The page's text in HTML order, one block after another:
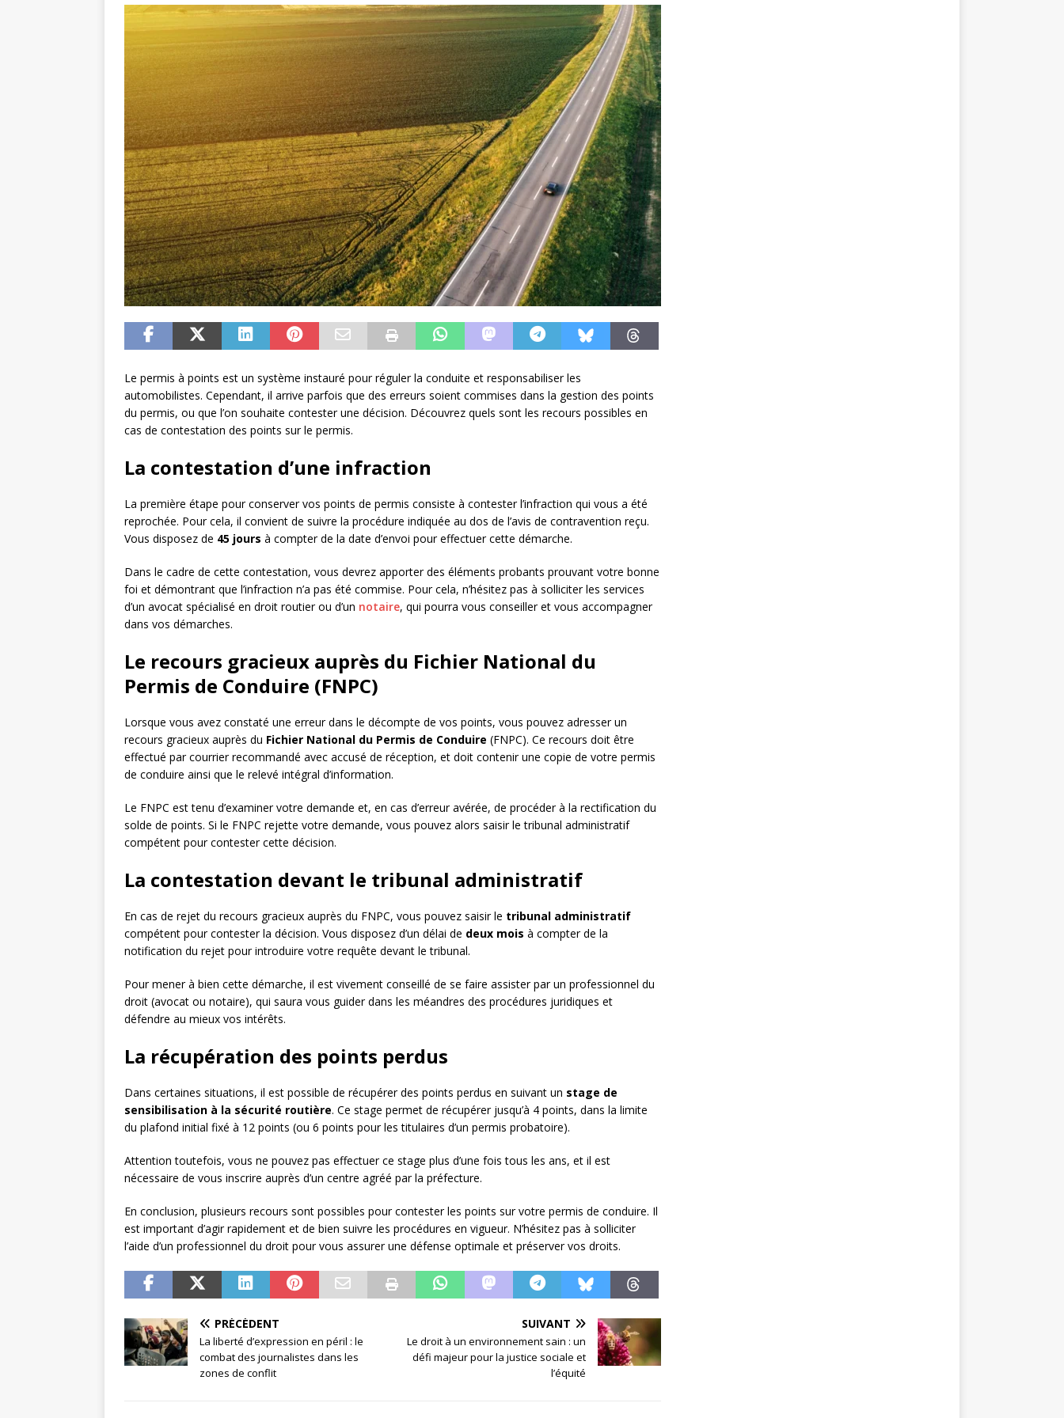
Le permis à points est un système instauré pour réguler la conduite et responsabiliser les
automobilistes. Cependant, il arrive parfois que des erreurs soient commises dans la gestion des points
du permis, ou que l’on souhaite contester une décision. Découvrez quels sont les recours possibles en
cas de contestation des points sur le permis.
La contestation d’une infraction
La première étape pour conserver vos points de permis consiste à contester l’infraction qui vous a été
reprochée. Pour cela, il convient de suivre la procédure indiquée au dos de l’avis de contravention reçu.
Vous disposez de 45 jours à compter de la date d’envoi pour effectuer cette démarche.
Dans le cadre de cette contestation, vous devrez apporter des éléments probants prouvant votre bonne
foi et démontrant que l’infraction n’a pas été commise. Pour cela, n’hésitez pas à solliciter les services
d’un avocat spécialisé en droit routier ou d’un notaire, qui pourra vous conseiller et vous accompagner
dans vos démarches.
Le recours gracieux auprès du Fichier National du
Permis de Conduire (FNPC)
Lorsque vous avez constaté une erreur dans le décompte de vos points, vous pouvez adresser un
recours gracieux auprès du Fichier National du Permis de Conduire (FNPC). Ce recours doit être
effectué par courrier recommandé avec accusé de réception, et doit contenir une copie de votre permis
de conduire ainsi que le relevé intégral d’information.
Le FNPC est tenu d’examiner votre demande et, en cas d’erreur avérée, de procéder à la rectification du
solde de points. Si le FNPC rejette votre demande, vous pouvez alors saisir le tribunal administratif
compétent pour contester cette décision.
La contestation devant le tribunal administratif
En cas de rejet du recours gracieux auprès du FNPC, vous pouvez saisir le tribunal administratif
compétent pour contester la décision. Vous disposez d’un délai de deux mois à compter de la
notification du rejet pour introduire votre requête devant le tribunal.
Pour mener à bien cette démarche, il est vivement conseillé de se faire assister par un professionnel du
droit (avocat ou notaire), qui saura vous guider dans les méandres des procédures juridiques et
défendre au mieux vos intérêts.
La récupération des points perdus
Dans certaines situations, il est possible de récupérer des points perdus en suivant un stage de
sensibilisation à la sécurité routière. Ce stage permet de récupérer jusqu’à 4 points, dans la limite
du plafond initial fixé à 12 points (ou 6 points pour les titulaires d’un permis probatoire).
Attention toutefois, vous ne pouvez pas effectuer ce stage plus d’une fois tous les ans, et il est
nécessaire de vous inscrire auprès d’un centre agréé par la préfecture.
En conclusion, plusieurs recours sont possibles pour contester les points sur votre permis de conduire. Il
est important d’agir rapidement et de bien suivre les procédures en vigueur. N’hésitez pas à solliciter
l’aide d’un professionnel du droit pour vous assurer une défense optimale et préserver vos droits.
PRÉCÉDENT
La liberté d’expression en péril : le
combat des journalistes dans les
zones de conflit
SUIVANT
Le droit à un environnement sain : un
défi majeur pour la justice sociale et
l’équité